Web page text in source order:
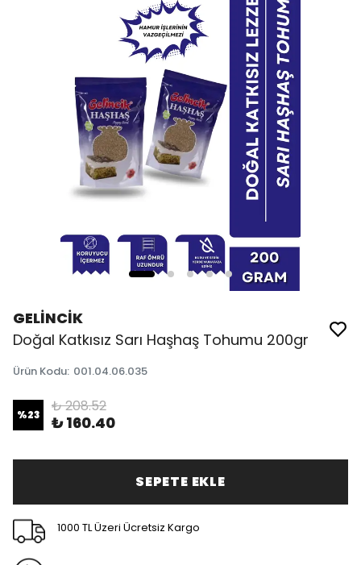
GELİNCİK
Doğal Katkısız Sarı Haşhaş Tohumu 200gr
Ürün Kodu: 001.04.06.035
%23 ₺ 208.52
₺ 160.40
SEPETE EKLE
1000 TL Üzeri Ücretsiz Kargo